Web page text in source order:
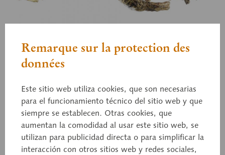
ZoS 1013/2
Sapo común europeo
pareja en amplexo, Bufo b. bufo. De tamaño
natural, de SOMSO-PLAST®.
Remarque sur la protection des
données
Este sitio web utiliza cookies, que son necesarias
para el funcionamiento técnico del sitio web y que
siempre se establecen. Otras cookies, que
aumentan la comodidad al usar este sitio web, se
utilizan para publicidad directa o para simplificar la
interacción con otros sitios web y redes sociales,